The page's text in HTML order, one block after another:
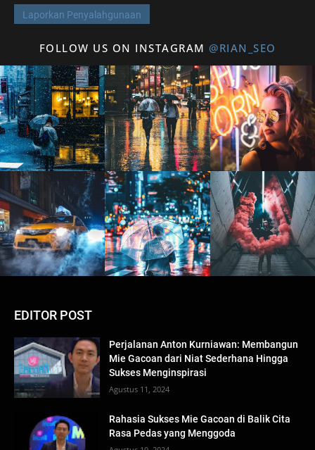
Laporkan Penyalahgunaan
FOLLOW US ON INSTAGRAM @RIAN_SEO
EDITOR POST
Perjalanan Anton Kurniawan: Membangun
Mie Gacoan dari Niat Sederhana Hingga
Sukses Menginspirasi
Agustus 11, 2024
Rahasia Sukses Mie Gacoan di Balik Cita
Rasa Pedas yang Menggoda